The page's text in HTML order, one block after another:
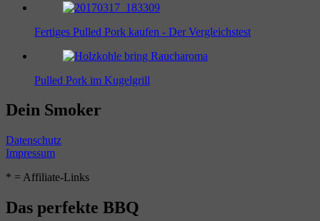
Fertiges Pulled Pork kaufen - Der Vergleichstest
Pulled Pork im Kugelgrill
Dein Smoker
Datenschutz
Impressum
* = Affiliate-Links
Das perfekte BBQ